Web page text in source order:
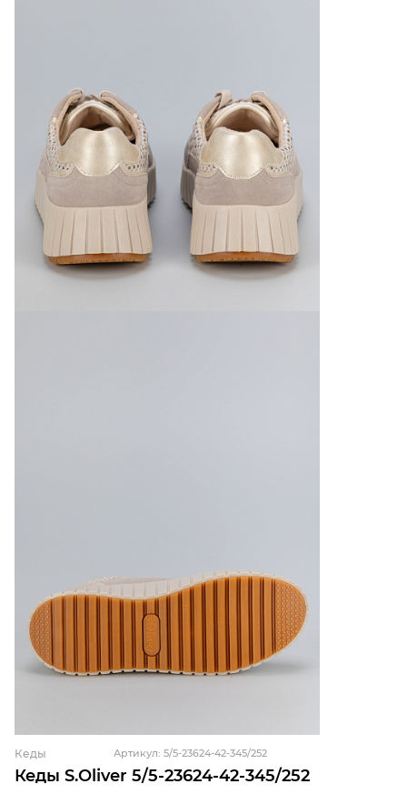
Кеды S.Oliver 5/5-23624-42-345/252
Кеды Артикул: 5/5-23624-42-345/252